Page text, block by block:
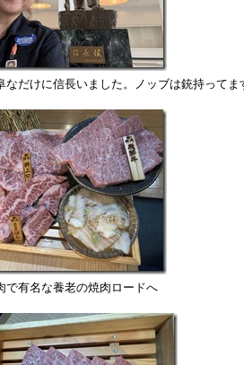
なだけに信長いました。ノッブは銃持ってま
で有名な養老の焼肉ロードへ